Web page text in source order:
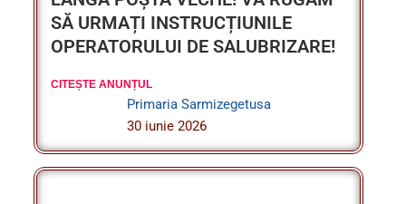
CITEȘTE ANUNȚUL
Primaria Sarmizegetusa
NOTIFICARE DEMOLARE